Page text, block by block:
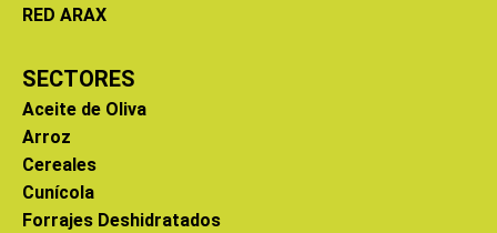
RED ARAX
SECTORES
Aceite de Oliva
Arroz
Cereales
Cunícola
Forrajes Deshidratados